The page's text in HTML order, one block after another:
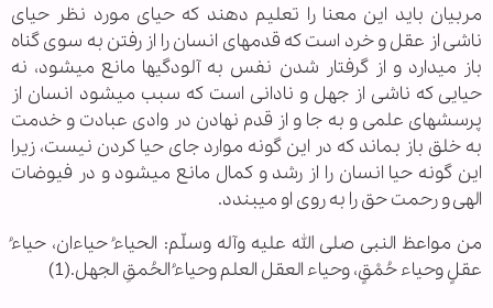
مربیان باید این معنا را تعلیم دهند که حیای مورد نظر حیای
ناشی از عقل و خرد است که قدم‎های انسان را از رفتن به سوی گناه
باز می‎دارد و از گرفتار شدن نفس به آلودگی‏ها مانع می‎شود، نه
حیایی که ناشی از جهل و نادانی است که سبب می‏شود انسان از
پرسش‎های علمی و به جا و از قدم نهادن در وادی عبادت و خدمت
به خلق باز بماند که در این گونه موارد جای حیا کردن نیست، زیرا
این گونه حیا انسان را از رشد و کمال مانع می‎شود و در فیوضات
الهی و رحمت حق را به روی او می‎بندد.
من مواعظ النبی صلی الله علیه وآله وسلّم: الحیاءُ حیاءان، حیاءُ
عقلٍ وحیاء حُمْقٍ، وحیاء العقل العلم وحیاءُ الحُمقِ الجهل.(1)